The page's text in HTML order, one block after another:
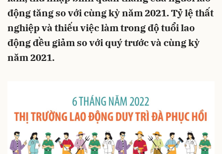
động tăng so với cùng kỳ năm 2021. Tỷ lệ thất
nghiệp và thiếu việc làm trong độ tuổi lao
động đều giảm so với quý trước và cùng kỳ
năm 2021.